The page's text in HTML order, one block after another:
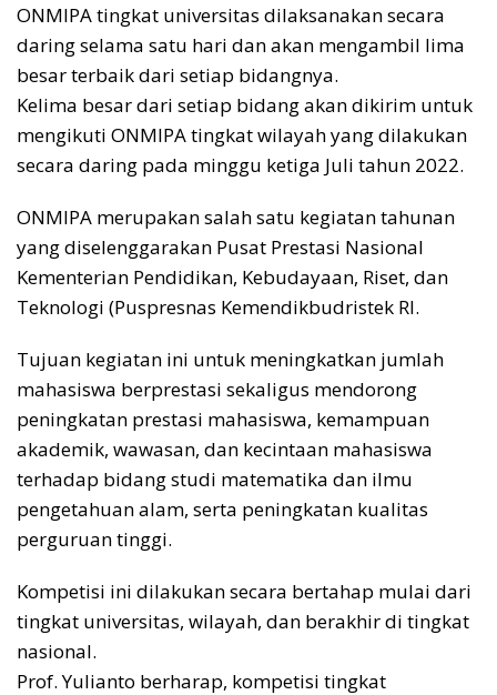
ONMIPA tingkat universitas dilaksanakan secara
daring selama satu hari dan akan mengambil lima
besar terbaik dari setiap bidangnya.
Kelima besar dari setiap bidang akan dikirim untuk
mengikuti ONMIPA tingkat wilayah yang dilakukan
secara daring pada minggu ketiga Juli tahun 2022.
ONMIPA merupakan salah satu kegiatan tahunan
yang diselenggarakan Pusat Prestasi Nasional
Kementerian Pendidikan, Kebudayaan, Riset, dan
Teknologi (Puspresnas Kemendikbudristek RI.
Tujuan kegiatan ini untuk meningkatkan jumlah
mahasiswa berprestasi sekaligus mendorong
peningkatan prestasi mahasiswa, kemampuan
akademik, wawasan, dan kecintaan mahasiswa
terhadap bidang studi matematika dan ilmu
pengetahuan alam, serta peningkatan kualitas
perguruan tinggi.
Kompetisi ini dilakukan secara bertahap mulai dari
tingkat universitas, wilayah, dan berakhir di tingkat
nasional.
Prof. Yulianto berharap, kompetisi tingkat